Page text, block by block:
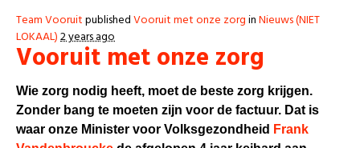
Team VooruitpublishedVooruit met onze zorginNieuws (NIET
LOKAAL)2 years ago
Vooruit met onze zorg
Wie zorg nodig heeft, moet de beste zorg krijgen.
Zonder bang te moeten zijn voor de factuur. Dat is
waar onze Minister voor Volksgezondheid Frank